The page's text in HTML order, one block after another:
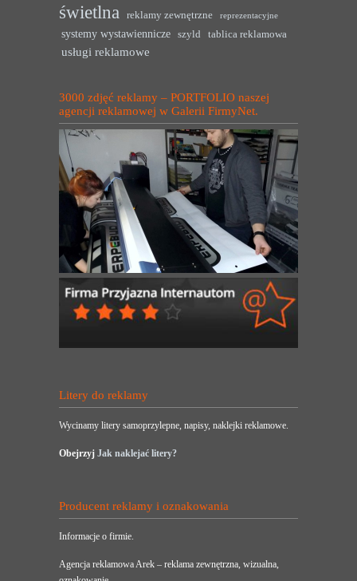
świetlna
reklamy zewnętrzne reprezentacyjne
systemy wystawiennicze szyld tablica reklamowa
usługi reklamowe
3000 zdjęć reklamy – PORTFOLIO naszej
agencji reklamowej w Galerii FirmyNet.
Litery do reklamy
Wycinamy litery samoprzylepne, napisy, naklejki reklamowe.
Obejrzyj Jak naklejać litery?
Producent reklamy i oznakowania
Informacje o firmie.
Agencja reklamowa Arek – reklama zewnętrzna, wizualna,